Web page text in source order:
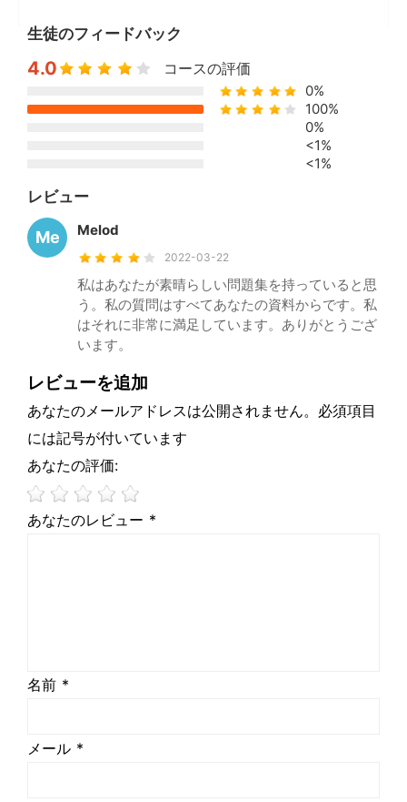
生徒のフィードバック
4.0 コースの評価
0%
100%
0%
<1%
<1%
レビュー
Me Melod
2022-03-22
私はあなたが素晴らしい問題集を持っていると思
う。私の質問はすべてあなたの資料からです。私
はそれに非常に満足しています。ありがとうござ
います。
レビューを追加
あなたのメールアドレスは公開されません。必須項目
には記号が付いています
あなたの評価:
あなたのレビュー *
名前 *
メール *